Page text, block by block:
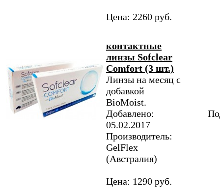
Цена: 2260 руб.
контактные
линзы Sofclear
Comfort (3 шт.)
Линзы на месяц с
добавкой
BioMoist.
Добавлено:
05.02.2017
Производитель:
GelFlex
(Австралия)
Цена: 1290 руб.